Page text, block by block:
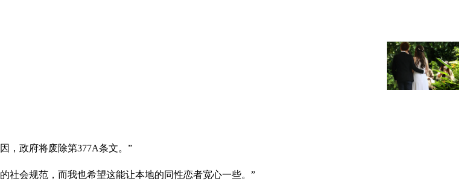
，政府将废除第377A条文。”
社会规范，而我也希望这能让本地的同性恋者宽心一些。”